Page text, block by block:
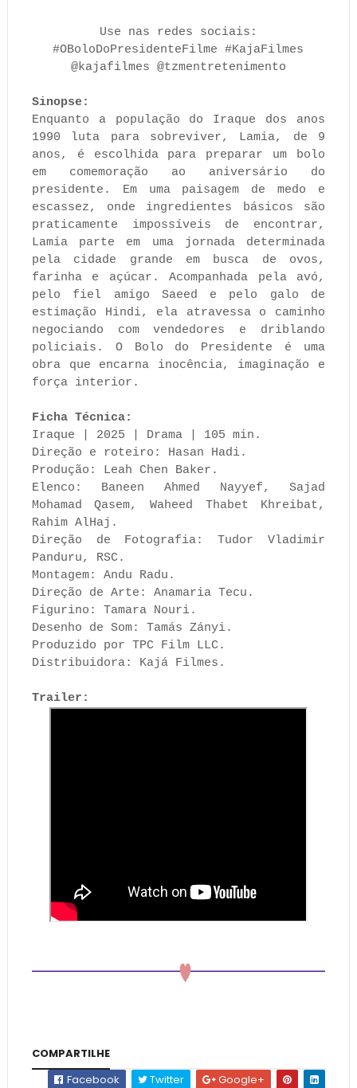
Use nas redes sociais:
#OBoloDoPresidenteFilme #KajaFilmes
@kajafilmes @tzmentretenimento
Sinopse:
Enquanto a população do Iraque dos anos
1990 luta para sobreviver, Lamia, de 9
anos, é escolhida para preparar um bolo
em comemoração ao aniversário do
presidente. Em uma paisagem de medo e
escassez, onde ingredientes básicos são
praticamente impossíveis de encontrar,
Lamia parte em uma jornada determinada
pela cidade grande em busca de ovos,
farinha e açúcar. Acompanhada pela avó,
pelo fiel amigo Saeed e pelo galo de
estimação Hindi, ela atravessa o caminho
negociando com vendedores e driblando
policiais. O Bolo do Presidente é uma
obra que encarna inocência, imaginação e
força interior.
Ficha Técnica:
Iraque | 2025 | Drama | 105 min.
Direção e roteiro: Hasan Hadi.
Produção: Leah Chen Baker.
Elenco: Baneen Ahmed Nayyef, Sajad
Mohamad Qasem, Waheed Thabet Khreibat,
Rahim AlHaj.
Direção de Fotografia: Tudor Vladimir
Panduru, RSC.
Montagem: Andu Radu.
Direção de Arte: Anamaria Tecu.
Figurino: Tamara Nouri.
Desenho de Som: Tamás Zányi.
Produzido por TPC Film LLC.
Distribuidora: Kajá Filmes.
Trailer:
COMPARTILHE
Facebook
Twitter Google+